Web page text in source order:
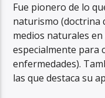
Fue pionero de lo
naturismo (doctrina
medios naturales
especialmente para
enfermedades).
las que destaca su